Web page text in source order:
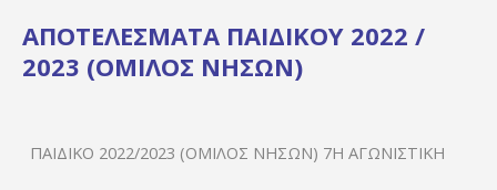
ΑΠΟΤΕΛΕΣΜΑΤΑ ΠΑΙΔΙΚΟΥ 2022 /
2023 (ΟΜΙΛΟΣ ΝΗΣΩΝ)
ΠΑΙΔΙΚΌ 2022/2023 (ΌΜΙΛΟΣ ΝΉΣΩΝ) 7Η ΑΓΩΝΙΣΤΙΚΉ